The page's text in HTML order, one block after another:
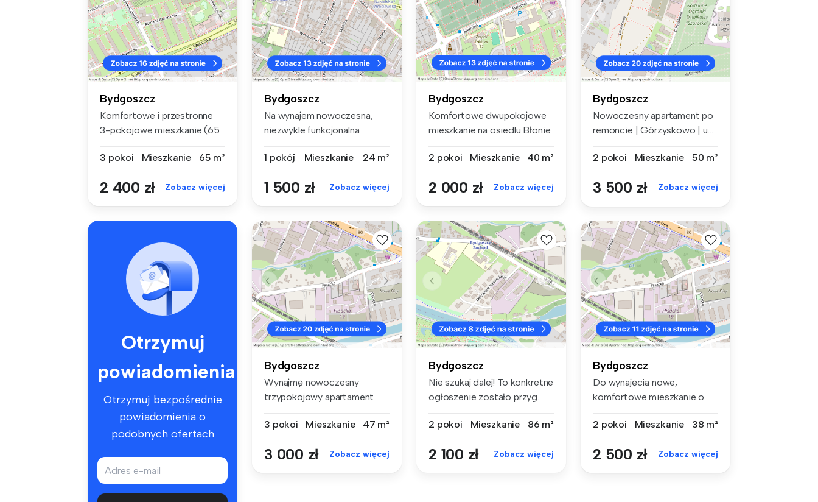
Bydgoszcz
Komfortowe i przestronne
3-pokojowe mieszkanie (65
3 pokoi
Mieszkanie 65 m²
2 400 zł Zobacz więcej
Bydgoszcz
Na wynajem nowoczesna,
niezwykle funkcjonalna
1 pokój
Mieszkanie 24 m²
1 500 zł Zobacz więcej
Bydgoszcz
Komfortowe dwupokojowe
mieszkanie na osiedlu Błonie
2 pokoi
Mieszkanie 40 m²
2 000 zł Zobacz więcej
Bydgoszcz
Nowoczesny apartament po
remoncie | Górzyskowo | u...
2 pokoi Mieszkanie 50 m²
3 500 zł Zobacz więcej
Otrzymuj
powiadomienia
Otrzymuj bezpośrednie
powiadomienia o
podobnych ofertach
Bydgoszcz
Wynajmę nowoczesny
trzypokojowy apartament
3 pokoi
Mieszkanie 47 m²
3 000 zł Zobacz więcej
Bydgoszcz
Nie szukaj dalej! To konkretne
ogłoszenie zostało przyg...
2 pokoi Mieszkanie 86 m²
2 100 zł Zobacz więcej
Bydgoszcz
Do wynajęcia nowe,
komfortowe mieszkanie o
2 pokoi
Mieszkanie 38 m²
2 500 zł Zobacz więcej